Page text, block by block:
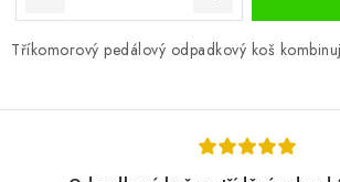
Tříkomorový pedálový odpadkový koš